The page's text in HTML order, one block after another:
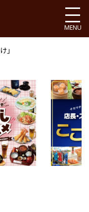
マチラウンジ
MENU